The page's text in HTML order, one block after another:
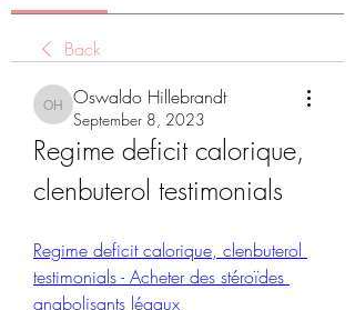
Back
Oswaldo Hillebrandt
Oswaldo Hillebrandt
September 8, 2023
Regime deficit calorique,
clenbuterol testimonials
Regime deficit calorique, clenbuterol
testimonials - Acheter des stéroïdes
anabolisants légaux